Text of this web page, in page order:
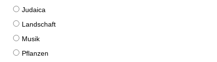
Judaica
Landschaft
Musik
Pflanzen